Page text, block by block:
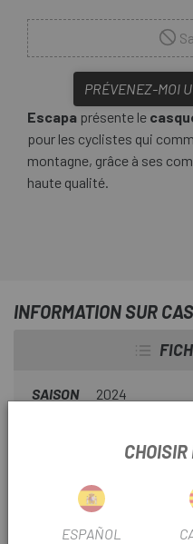
PRÉVENEZ-MOI
Escapa présente le
pour les cyclistes qui
montagne, grâce à ses
haute qualité.
INFORMATION SUR
SAISON 2024
ESPAÑOL